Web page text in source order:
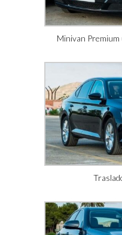
Minivan Premium